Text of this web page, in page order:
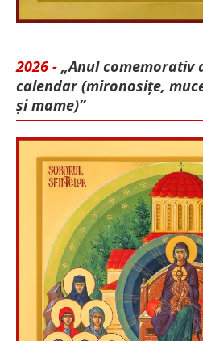
2026 - „Anul comemorativ
calendar (mironosițe,
și mame)”